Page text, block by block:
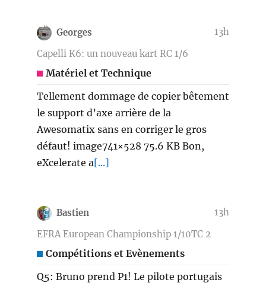
Georges
13h
Capelli K6: un nouveau kart RC 1/6
Matériel et Technique
Tellement dommage de copier bêtement
le support d’axe arrière de la
Awesomatix sans en corriger le gros
défaut! image741×528 75.6 KB Bon,
eXcelerate a[...]
Bastien
13h
EFRA European Championship 1/10TC 2
Compétitions et Evènements
Q5: Bruno prend P1! Le pilote portugais